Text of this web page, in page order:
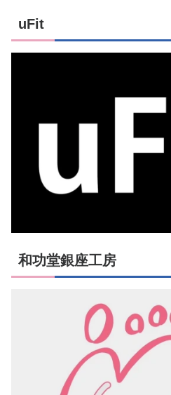
uFit
和功堂銀座工房